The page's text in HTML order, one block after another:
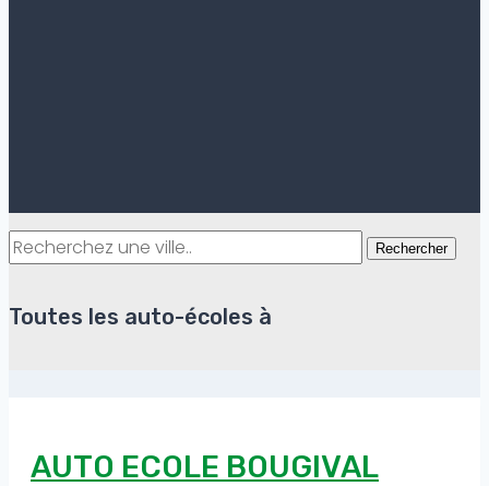
Rechercher
Toutes les auto-écoles à
AUTO ECOLE BOUGIVAL